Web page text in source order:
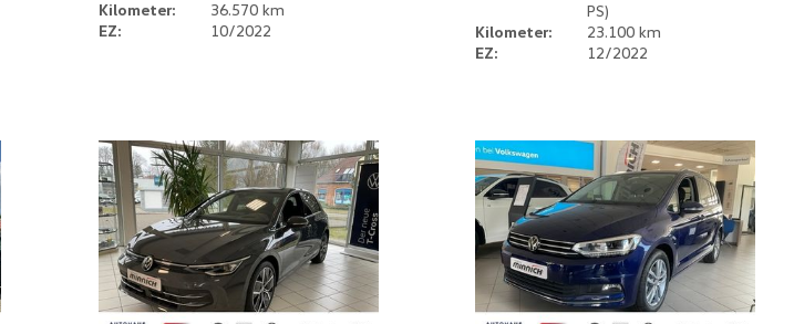
Kilometer:
36.570 km
EZ:
10/2022
PS)
Kilometer:
23.100 km
EZ:
12/2022